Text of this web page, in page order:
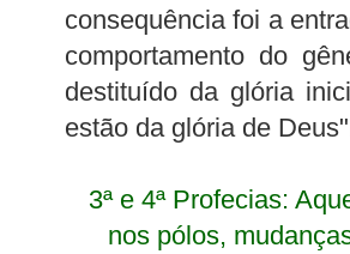
consequência foi a
comportamento do
destituído da glória
estão da glória de
3ª e 4ª Profecias:
nos pólos,